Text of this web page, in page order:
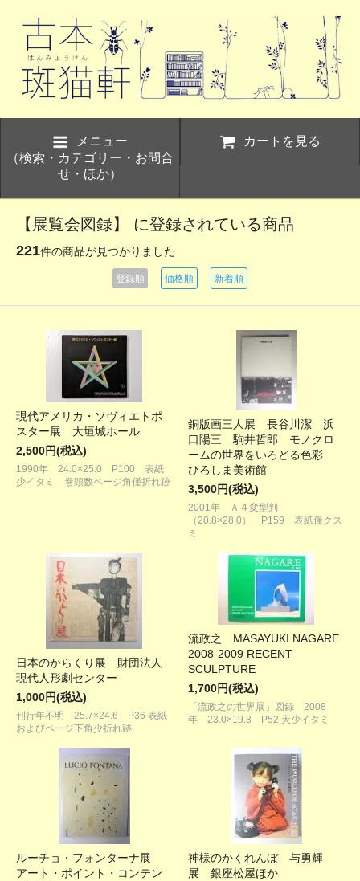
メニュー
（検索・カテゴリー・お問合
せ・ほか）
カートを見る
【展覧会図録】 に登録されている商品
221件の商品が見つかりました
登録順 価格順 新着順
現代アメリカ・ソヴィエトポ
スター展 大垣城ホール
2,500円(税込)
1990年 24.0×25.0 P100 表紙
少イタミ 巻頭数ページ角僅折れ跡
銅版画三人展 長谷川潔 浜
口陽三 駒井哲郎 モノクロ
ームの世界をいろどる色彩
ひろしま美術館
3,500円(税込)
2001年 Ａ４変型判
（20.8×28.0） P159 表紙僅クス
ミ
日本のからくり展 財団法人
現代人形劇センター
1,000円(税込)
刊行年不明 25.7×24.6 P36 表紙
およびページ下角少折れ跡
流政之 MASAYUKI NAGARE
2008-2009 RECENT
SCULPTURE
1,700円(税込)
「流政之の世界展」図録 2008
年 23.0×19.8 P52 天少イタミ
ルーチョ・フォンターナ展
アート・ポイント・コンテン
神様のかくれんぼ 与勇輝
展 銀座松屋ほか